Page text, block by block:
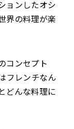
ョンしたオシ
界の料理が楽
コンセプト
フレンチなん
どんな料理に